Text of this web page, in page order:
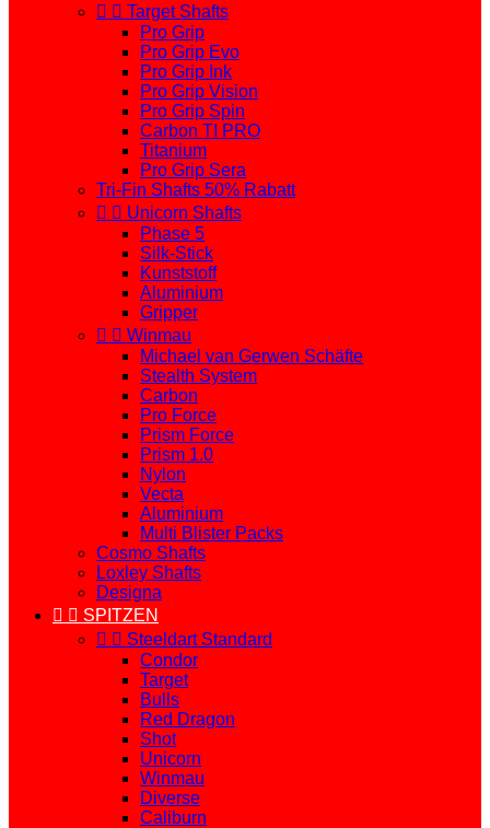
  Target Shafts
Pro Grip
Pro Grip Evo
Pro Grip Ink
Pro Grip Vision
Pro Grip Spin
Carbon TI PRO
Titanium
Pro Grip Sera
Tri-Fin Shafts 50% Rabatt
  Unicorn Shafts
Phase 5
Silk-Stick
Kunststoff
Aluminium
Gripper
  Winmau
Michael van Gerwen Schäfte
Stealth System
Carbon
Pro Force
Prism Force
Prism 1.0
Nylon
Vecta
Aluminium
Multi Blister Packs
Cosmo Shafts
Loxley Shafts
Designa
  SPITZEN
  Steeldart Standard
Condor
Target
Bulls
Red Dragon
Shot
Unicorn
Winmau
Diverse
Caliburn